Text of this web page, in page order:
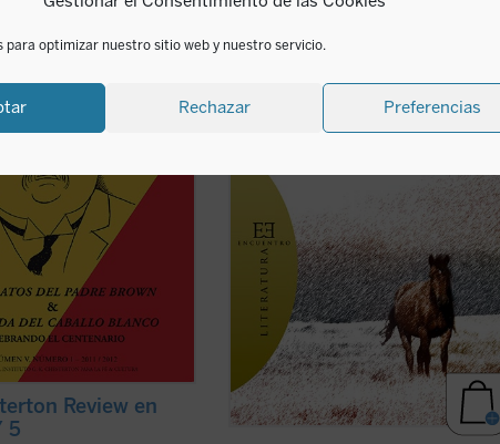
para optimizar nuestro sitio web y nuestro servicio.
Rechazar Preferencias
en Seton Hall University.
C.S.B. para promover el
los ...
Review en
5
como si fuera un nuevo santo Job, se
insondables del sufrimiento humano. La
guerra es la pena con que la humanidad